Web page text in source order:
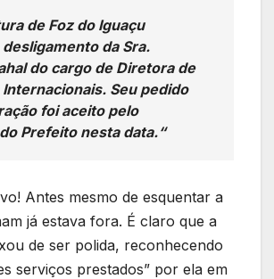
de Foz do Iguaçu
da Sra.
do cargo de Diretora de
Seu pedido
foi aceito pelo
Prefeito nesta data.“
Antes mesmo de esquentar a
já estava fora. É claro que a
de ser polida, reconhecendo
serviços prestados” por ela em